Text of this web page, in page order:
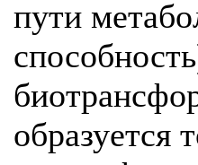
пути
образуется